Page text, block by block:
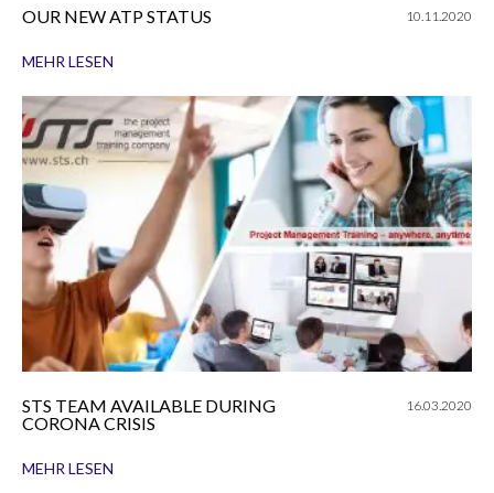
OUR NEW ATP STATUS 10.11.2020
MEHR LESEN
STS TEAM AVAILABLE DURING
CORONA CRISIS
16.03.2020
MEHR LESEN